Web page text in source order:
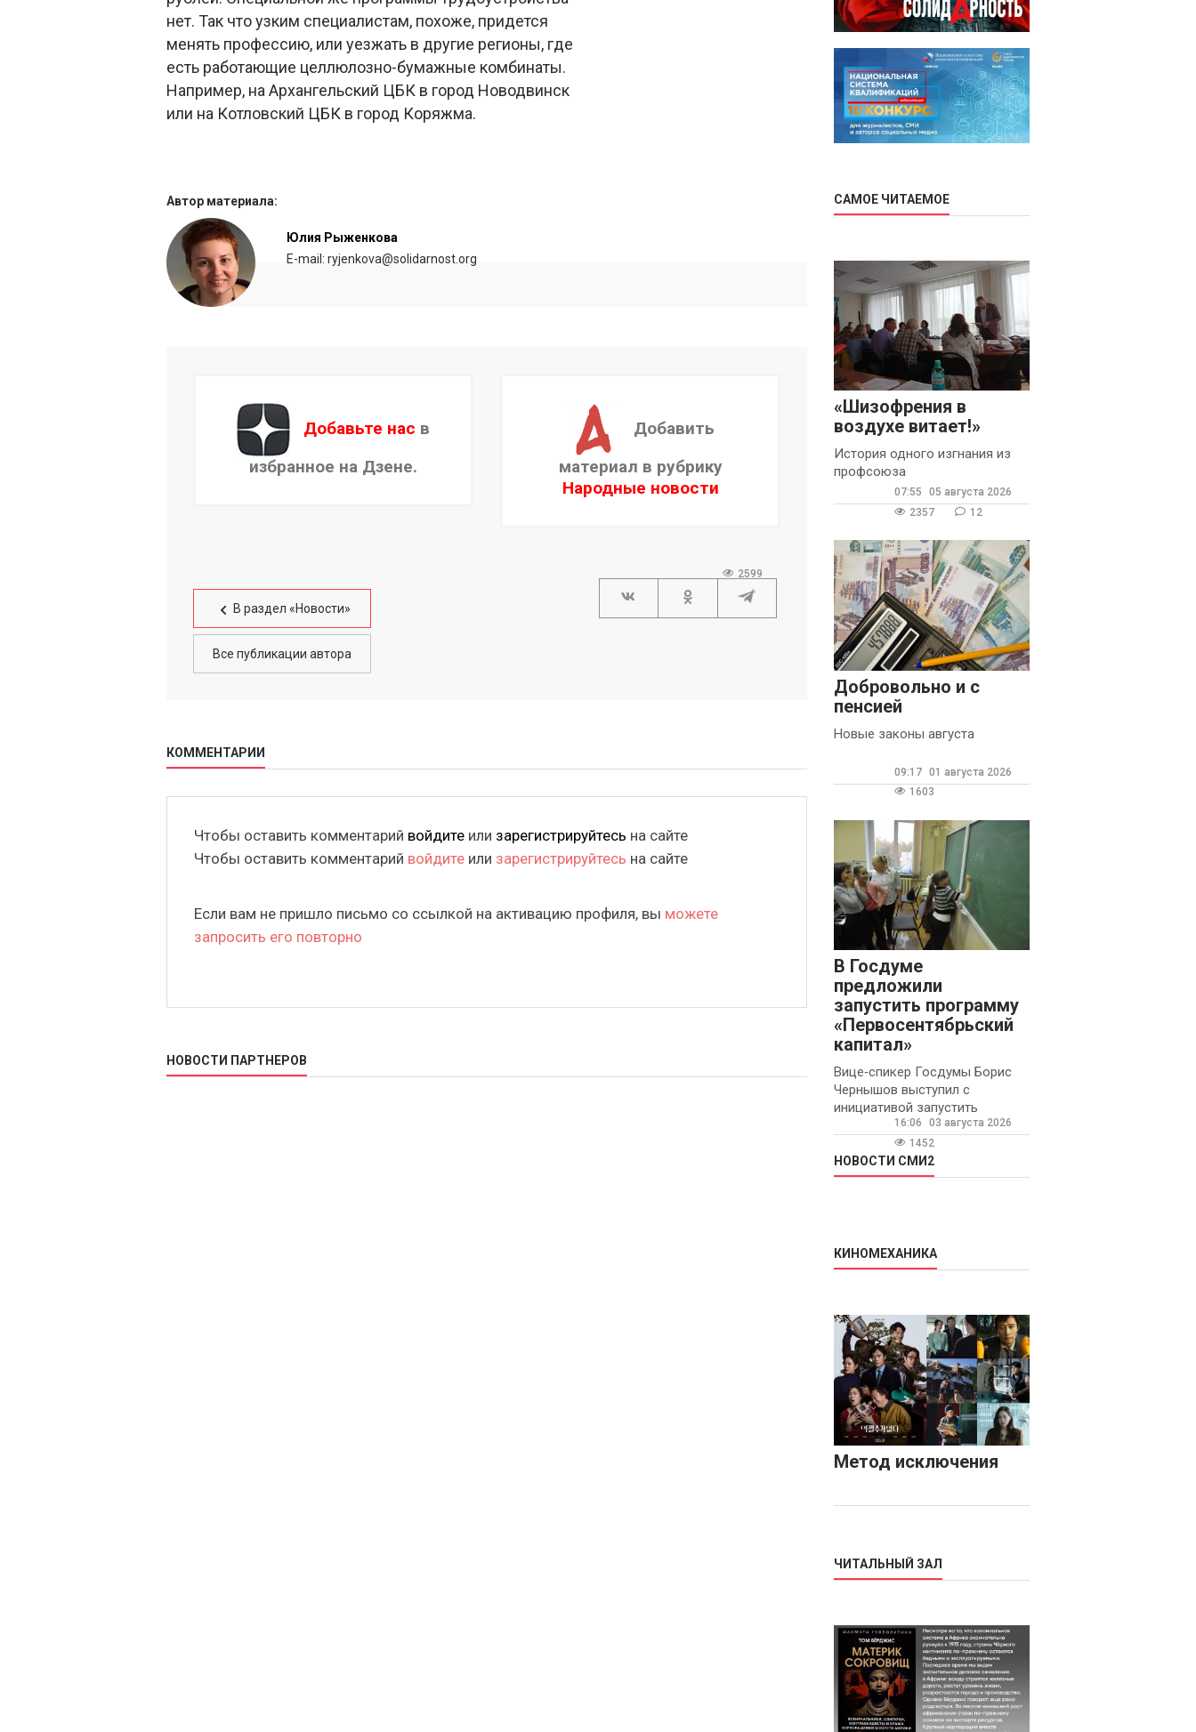
нет. Так что узким специалистам, похоже, придется
менять профессию, или уезжать в другие регионы, где
есть работающие целлюлозно-бумажные комбинаты.
Например, на Архангельский ЦБК в город Новодвинск
или на Котловский ЦБК в город Коряжма.
Автор материала:
Юлия Рыженкова
E-mail: ryjenkova@solidarnost.org
Добавьте нас в
избранное на Дзене.
Добавить
материал в рубрику
Народные новости
В раздел «Новости»
Все публикации автора
2599
КОММЕНТАРИИ
Чтобы оставить комментарий войдите или зарегистрируйтесь на сайте
Чтобы оставить комментарий войдите или зарегистрируйтесь на сайте
Если вам не пришло письмо со ссылкой на активацию профиля, вы можете
запросить его повторно
НОВОСТИ ПАРТНЕРОВ
САМОЕ ЧИТАЕМОЕ
«Шизофрения в
воздухе витает!»
История одного изгнания из
профсоюза
07:55
05 августа 2026
2357
12
Добровольно и с
пенсией
Новые законы августа
09:17 01 августа 2026
1603
В Госдуме
предложили
запустить программу
«Первосентябрьский
капитал»
Вице‑спикер Госдумы Борис
Чернышов выступил с
инициативой запустить
ежегодную федеральную
программу
«Первосентябрьский капитал»
- она предполагает
16:06
03 августа 2026
1452
НОВОСТИ СМИ2
КИНОМЕХАНИКА
Метод исключения
ЧИТАЛЬНЫЙ ЗАЛ